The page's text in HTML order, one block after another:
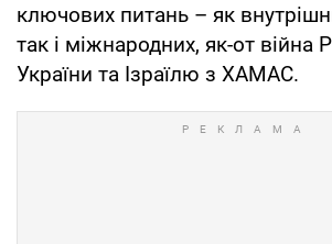
ключових питань – як
так і міжнародних, як-от війна
України та Ізраїлю з ХАМАС.